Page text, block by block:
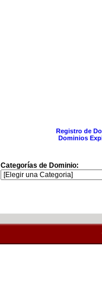
Registro de
Dominios
Categorías de Dominio: